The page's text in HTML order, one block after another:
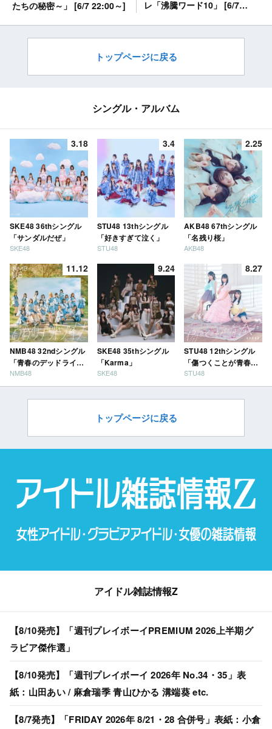
たちの秘密～」 [6/7 22:00～]
レ「沸騰ワード10」 [6/7
トップページに戻る
シングル・アルバム
3.18
SKE48 36thシングル
「サンダルだぜ」
SKE48
3.4
STU48 13thシングル
「好きすぎて泣く」
STU48
2.25
AKB48 67thシングル
「名残り桜」
AKB48
11.12
NMB48 32ndシングル
「青春のデッドライ
ン」
NMB48
9.24
SKE48 35thシングル
「Karma」
SKE48
8.27
STU48 12thシングル
「傷つくことが青春
だ」
STU48
トップページに戻る
アイドル雑誌情報Z
【8/10発売】「週刊プレイボーイPREMIUM 2026上半期グ
ラビア傑作選」
【8/10発売】「週刊プレイボーイ 2026年 No.34・35」表
紙：山田あい / 麻倉瑞季 青山ひかる 溝端葵 etc.
【8/7発売】「FRIDAY 2026年 8/21・28 合併号」表紙：小倉